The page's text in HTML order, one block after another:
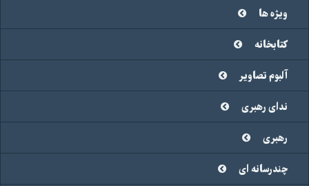
ویژه ها
کتابخانه
آلبوم تصاویر
ندای رهبری
رهبری
چندرسانه ای